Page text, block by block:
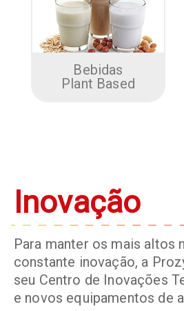
Bebidas
Plant Based
Inovação
Para manter os mais altos
constante inovação, a
seu Centro de Inovações
e novos equipamentos de